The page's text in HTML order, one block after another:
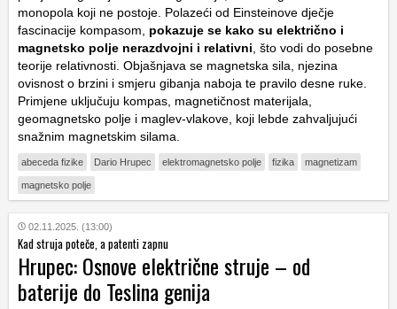
monopola koji ne postoje. Polazeći od Einsteinove dječje
fascinacije kompasom, pokazuje se kako su električno i
magnetsko polje nerazdvojni i relativni, što vodi do posebne
teorije relativnosti. Objašnjava se magnetska sila, njezina
ovisnost o brzini i smjeru gibanja naboja te pravilo desne ruke.
Primjene uključuju kompas, magnetičnost materijala,
geomagnetsko polje i maglev-vlakove, koji lebde zahvaljujući
snažnim magnetskim silama.
abeceda fizike Dario Hrupec elektromagnetsko polje fizika magnetizam
magnetsko polje
02.11.2025. (13:00)
Kad struja poteče, a patenti zapnu
Hrupec: Osnove električne struje – od
baterije do Teslina genija